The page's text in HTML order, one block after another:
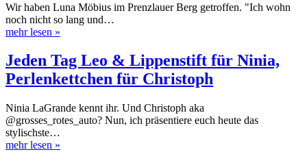
Wir haben Luna Möbius im Prenzlauer Berg getroffen. "Ich wohn
noch nicht so lang und…
mehr lesen »
Jeden Tag Leo & Lippenstift für Ninia,
Perlenkettchen für Christoph
Ninia LaGrande kennt ihr. Und Christoph aka
@grosses_rotes_auto? Nun, ich präsentiere euch heute das
stylischste…
mehr lesen »